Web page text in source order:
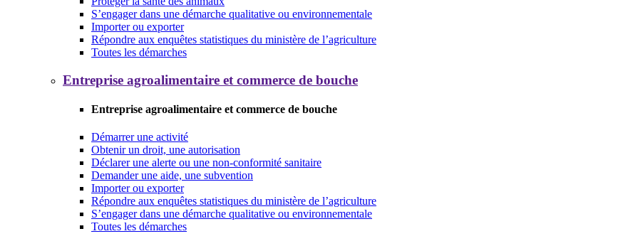
S’engager dans une démarche qualitative ou environnementale
Importer ou exporter
Répondre aux enquêtes statistiques du ministère de l’agriculture
Toutes les démarches
Entreprise agroalimentaire et commerce de bouche
Entreprise agroalimentaire et commerce de bouche
Démarrer une activité
Obtenir un droit, une autorisation
Déclarer une alerte ou une non-conformité sanitaire
Demander une aide, une subvention
Importer ou exporter
Répondre aux enquêtes statistiques du ministère de l’agriculture
S’engager dans une démarche qualitative ou environnementale
Toutes les démarches